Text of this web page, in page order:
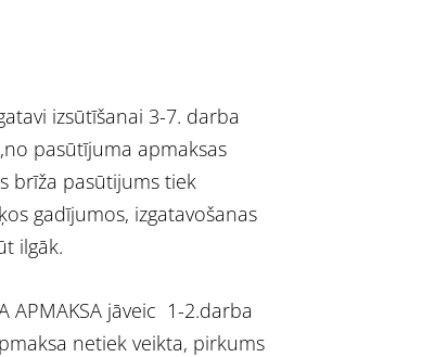
izsūtīšanai 3-7. darba
pasūtījuma apmaksas
brīža pasūtijums tiek
gadījumos, izgatavošanas
ilgāk.
APMAKSA jāveic 1-2.darba
netiek veikta, pirkums